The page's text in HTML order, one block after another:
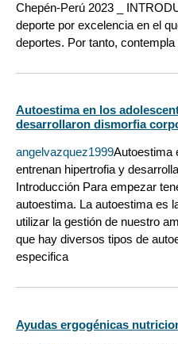
Chepén-Perú 2023 _
deporte por excelencia en el
deportes. Por tanto, contempla
Autoestima en los
desarrollaron dismorfia
angelvazquez1999Autoestima
entrenan hipertrofia y
Introducción Para empezar
autoestima. La autoestima es
utilizar la gestión de nuestro
que hay diversos tipos de
especifica
Ayudas ergogénicas